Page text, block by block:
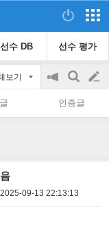
선수 DB 선수 평가
보기
공
on/off
검
색
글
쓰
인증글
2025-09-13 22:13:13